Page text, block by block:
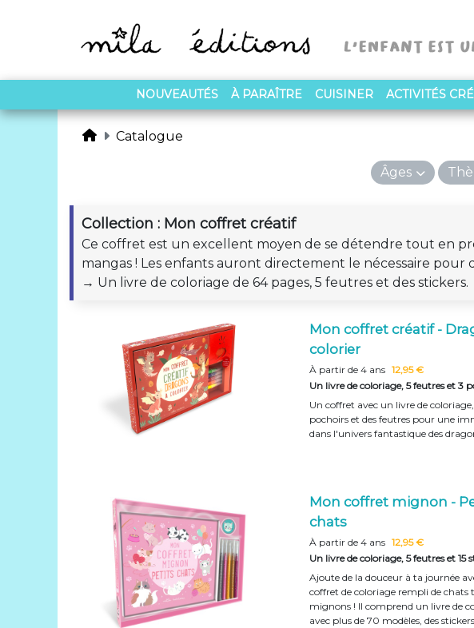
NOUVEAUTÉS À PARAÎTRE CUISINER ACTIVITÉS
Catalogue
Âges
Collection : Mon coffret créatif
Ce coffret est un excellent moyen de se détendre tout en
mangas ! Les enfants auront directement le nécessaire pour
→ Un livre de coloriage de 64 pages, 5 feutres et des stickers.
Mon coffret créatif -
colorier
À partir de 4 ans 12,95 €
Un livre de coloriage, 5 feutres et 3
Un coffret avec un livre de
pochoirs et des feutres pour une
dans l'univers fantastique des
Mon coffret mignon -
chats
À partir de 4 ans 12,95 €
Un livre de coloriage, 5 feutres et 15
Ajoute de la douceur à ta journée
coffret de coloriage rempli de chats
mignons ! Il comprend un livre de
avec plus de 70 modèles, des